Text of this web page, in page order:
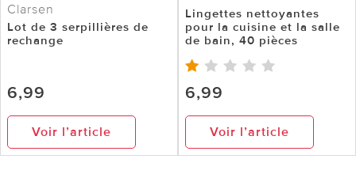
Clarsen
Lot de 3 serpillières de
rechange
6,99
Voir l’article
Lingettes nettoyantes
pour la cuisine et la salle
de bain, 40 pièces
6,99
Voir l’article